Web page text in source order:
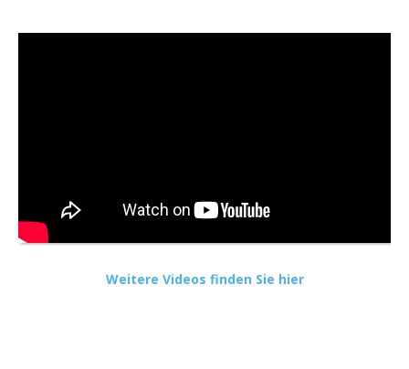
Weitere Videos finden Sie hier